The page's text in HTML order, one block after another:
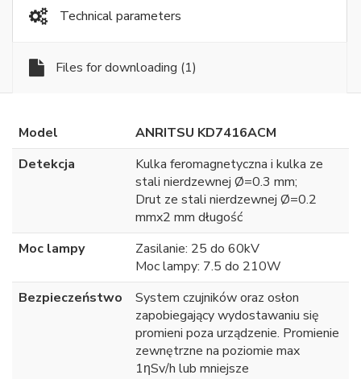
Technical parameters
Files for downloading (1)
Model
ANRITSU KD7416ACM
Detekcja
Kulka feromagnetyczna i kulka ze
stali nierdzewnej Ø=0.3 mm;
Drut ze stali nierdzewnej Ø=0.2
mmx2 mm długość
Moc lampy
Zasilanie: 25 do 60kV
Moc lampy: 7.5 do 210W
Bezpieczeństwo
System czujników oraz osłon
zapobiegający wydostawaniu się
promieni poza urządzenie. Promienie
zewnętrzne na poziomie max
1ƞSv/h lub mniejsze